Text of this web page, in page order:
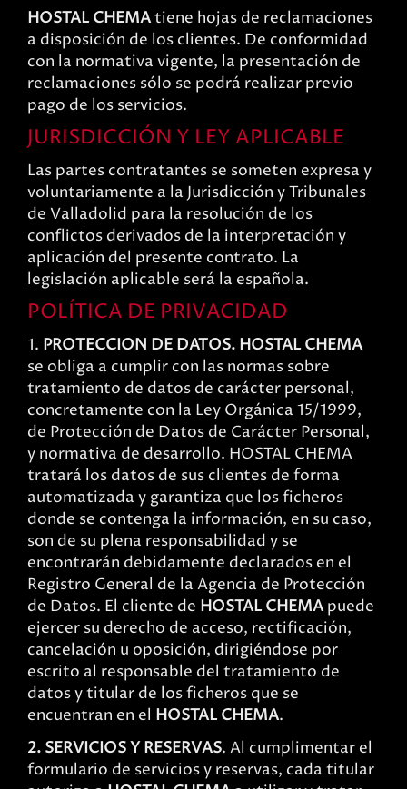
HOSTAL CHEMAtiene hojas de reclamaciones
a disposición de los clientes. De conformidad
con la normativa vigente, la presentación de
reclamaciones sólo se podrá realizar previo
pago de los servicios.
JURISDICCIÓN Y LEY APLICABLE
Las partes contratantes se someten expresa y
voluntariamente a la Jurisdicción y Tribunales
de Valladolid para la resolución de los
conflictos derivados de la interpretación y
aplicación del presente contrato. La
legislación aplicable será la española.
POLÍTICA DE PRIVACIDAD
1. PROTECCION DE DATOS. HOSTAL CHEMA
se obliga a cumplir con las normas sobre
tratamiento de datos de carácter personal,
concretamente con la Ley Orgánica 15/1999,
de Protección de Datos de Carácter Personal,
y normativa de desarrollo. HOSTAL CHEMA
tratará los datos de sus clientes de forma
automatizada y garantiza que los ficheros
donde se contenga la información, en su caso,
son de su plena responsabilidad y se
encontrarán debidamente declarados en el
Registro General de la Agencia de Protección
de Datos. El cliente de HOSTAL CHEMApuede
ejercer su derecho de acceso, rectificación,
cancelación u oposición, dirigiéndose por
escrito al responsable del tratamiento de
datos y titular de los ficheros que se
encuentran en el HOSTAL CHEMA.
2. SERVICIOS Y RESERVAS. Al cumplimentar el
formulario de servicios y reservas, cada titular